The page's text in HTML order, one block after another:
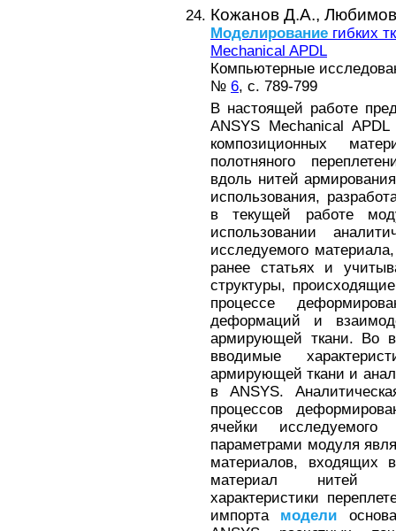
Кожанов Д.А.,
Моделирование гибких
Mechanical APDL
Компьютерные
№ 6, с. 789-799
В настоящей работе
ANSYS Mechanical
композиционных
полотняного
вдоль нитей
использования,
в текущей работе
использовании
исследуемого
ранее статьях и
структуры,
процессе
деформаций и
армирующей ткани. Во
вводимые
армирующей ткани и
в ANSYS.
процессов
ячейки
параметрами модуля
материалов, входящих
материал нитей
характеристики
импорта модели